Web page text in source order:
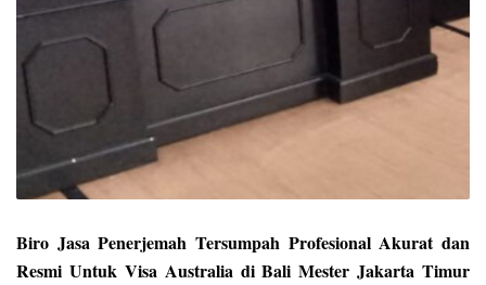
Biro Jasa Penerjemah Tersumpah Profesional Akurat dan
Resmi Untuk Visa Australia di Bali Mester Jakarta Timur